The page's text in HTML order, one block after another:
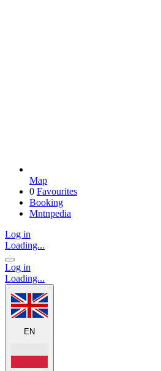
Map
0 Favourites
Booking
Mntnpedia
Log in
Loading...
Log in
Loading...
EN